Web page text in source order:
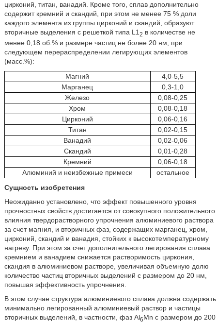
цирконий, титан, ванадий. Кроме того, сплав дополнительно
содержит кремний и скандий, при этом не менее 75 % доли
каждого элемента из группы цирконий и скандий, образуют
вторичные выделения с решеткой типа L12 в количестве не
менее 0,18 об.% и размере частиц не более 20 нм, при
следующем перераспределении легирующих элементов
(масс.%):
Магний
4,0-5,5
Марганец
0,3-1,0
Железо
0,08-0,25
Хром
0,08-0,18
Цирконий
0,06-0,16
Титан
0,02-0,15
Ванадий
0,02-0,06
Скандий
0,01-0,28
Кремний
0,06-0,18
Алюминий и неизбежные примеси
остальное
Сущность изобретения
Неожиданно установлено, что эффект повышенного уровня
прочностных свойств достигается от совокупного положительного
влияния твердорастворного упрочнения алюминиевого раствора
за счет магния, и вторичных фаз, содержащих марганец, хром,
цирконий, скандий и ванадия, стойких к высокотемпературному
нагреву. При этом за счет дополнительного легирования сплава
кремнием и ванадием снижается растворимость циркония,
скандия в алюминиевом растворе, увеличивая объемную долю
количество частиц вторичных выделений с размером до 20 нм,
повышая эффективность упрочнения.
В этом случае структура алюминиевого сплава должна содержать
минимально легированный алюминиевый раствор и частицы
вторичных выделений, в частности, фаз Al6Mn с размером до 200